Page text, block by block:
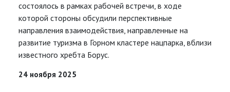
состоялось в рамках рабочей встречи, в ходе
которой стороны обсудили перспективные
направления взаимодействия, направленные на
развитие туризма в Горном кластере нацпарка, вблизи
известного хребта Борус.
24 ноября 2025